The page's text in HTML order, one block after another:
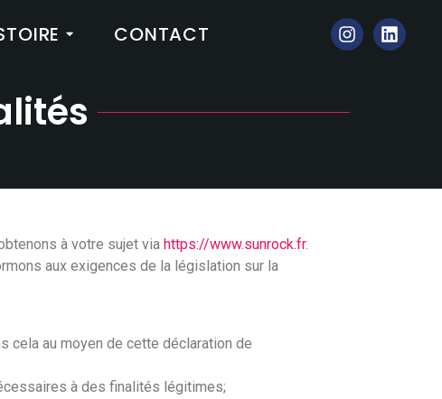
CONTACT
à votre sujet via https://www.sunrock.fr.
aux exigences de la législation sur la
cela au moyen de cette déclaration de
à des finalités légitimes;